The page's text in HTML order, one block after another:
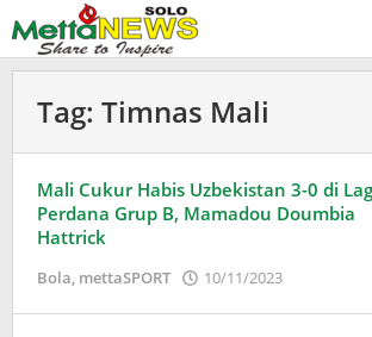
ke
konten
Tag: Timnas Mali
Mali Cukur Habis Uzbekistan 3-0 di
Perdana Grup B, Mamadou Doumbia
Hattrick
Bola, mettaSPORT 10/11/2023
Wardani